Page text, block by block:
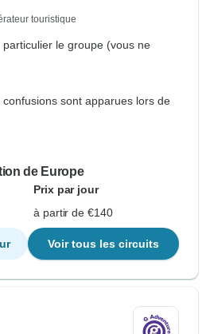
touristique
le groupe (vous ne
sont apparues lors de
de Europe
Prix par jour
à partir de €140
Voir tous les circuits